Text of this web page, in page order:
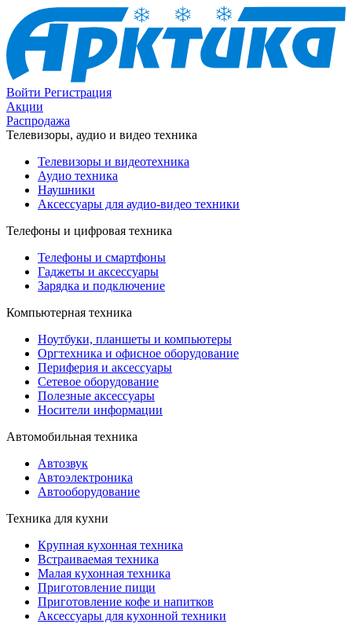
Войти Регистрация
Акции
Распродажа
Телевизоры, аудио и видео техника
Телевизоры и видеотехника
Аудио техника
Наушники
Аксессуары для аудио-видео техники
Телефоны и цифровая техника
Телефоны и смартфоны
Гаджеты и аксессуары
Зарядка и подключение
Компьютерная техника
Ноутбуки, планшеты и компьютеры
Оргтехника и офисное оборудование
Периферия и аксессуары
Cетевое оборудование
Полезные аксессуары
Носители информации
Автомобильная техника
Автозвук
Автоэлектроника
Автооборудование
Техника для кухни
Крупная кухонная техника
Встраиваемая техника
Малая кухонная техника
Приготовление пищи
Приготовление кофе и напитков
Аксессуары для кухонной техники